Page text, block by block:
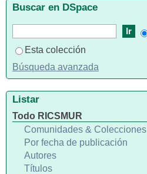
Buscar en DSpace
Esta colección
Búsqueda avanzada
Listar
Todo RICSMUR
Comunidades & Colecciones
Por fecha de publicación
Autores
Títulos